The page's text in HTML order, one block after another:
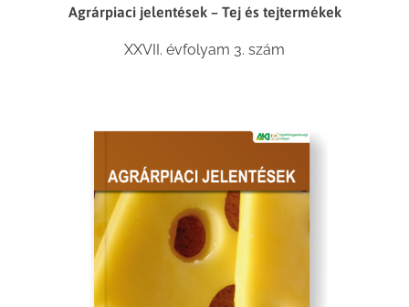
Agrárpiaci jelentések – Tej és tejtermékek
XXVII. évfolyam 3. szám